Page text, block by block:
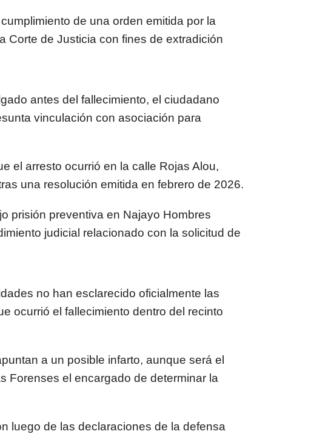
de una orden emitida por la
Corte de Justicia con fines de extradición
antes del fallecimiento, el ciudadano
vinculación con asociación para
el arresto ocurrió en la calle Rojas Alou,
una resolución emitida en febrero de 2026.
prisión preventiva en Najayo Hombres
judicial relacionado con la solicitud de
no han esclarecido oficialmente las
ocurrió el fallecimiento dentro del recinto
a un posible infarto, aunque será el
Forenses el encargado de determinar la
luego de las declaraciones de la defensa